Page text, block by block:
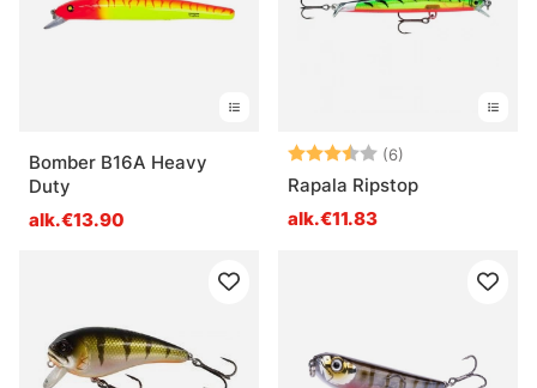
Bomber B16A Heavy
Duty
alk.€13.90
Arvio: (6)
Rapala Ripstop
alk.€11.83